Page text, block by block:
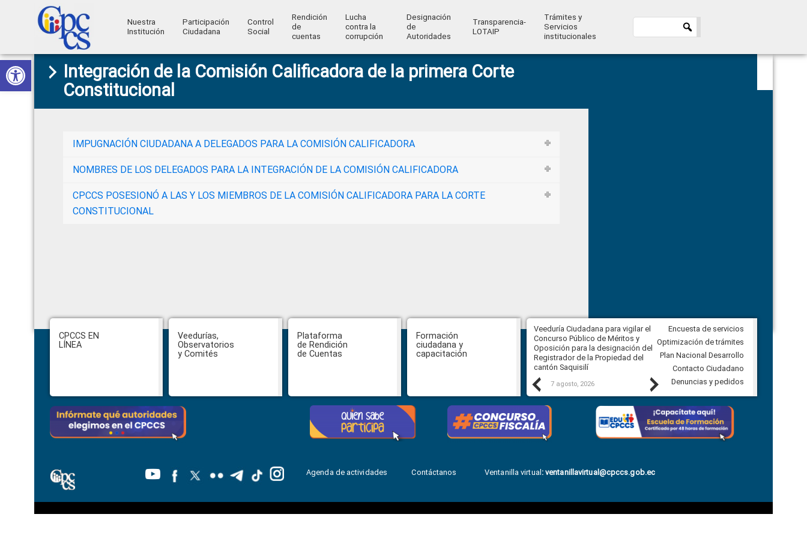
Abrir barra de herramientas
Skip
to
primary
navigation
Skip
to
main
Skip
to
primary
Skip
to
footer
Consejo
de
Participación
Control
Social
Construyendo
Poder
Ciudadano
Nuestra
Institución
Participación
Ciudadana
Control
Social
Rendición
de
cuentas
Lucha
contra la
corrupción
Designación
de
Autoridades
Transparencia-
LOTAIP
Trámites y
Servicios
institucionales
Integración de la Comisión Calificadora de la primera Corte
Constitucional
IMPUGNACIÓN CIUDADANA A DELEGADOS PARA LA COMISIÓN CALIFICADORA
NOMBRES DE LOS DELEGADOS PARA LA INTEGRACIÓN DE LA COMISIÓN CALIFICADORA
CPCCS POSESIONÓ A LAS Y LOS MIEMBROS DE LA COMISIÓN CALIFICADORA PARA LA CORTE
CONSTITUCIONAL
Footer
CPCCS EN
LÍNEA
Veedurías,
Observatorios
y Comités
Plataforma
de Rendición
de Cuentas
Formación
ciudadana y
capacitación
Previous
CPCCS aprueba convocatoria a
Veeduría para designación de la
autoridad de la SOT
Veeduría Ciudadana para vigilar el
Concurso Público de Méritos y
Oposición para la designación del
Registrador de la Propiedad del
cantón Saquisilí
7 agosto, 2026
Veeduría Ciudadana para vigilar la
construcción del asfaltado de
Ballenita del cantón Santa Elena
7 agosto, 2026
Next
Encuesta de servicios
Optimización de trámites
Plan Nacional Desarrollo
Contacto Ciudadano
Denuncias y pedidos
Agenda de actividades Contáctanos Ventanilla virtual :ventanillavirtual@cpccs.gob.ec